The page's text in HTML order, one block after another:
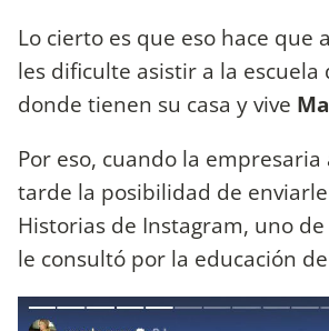
Lo cierto es que eso hace que
les dificulte asistir a la escuela
donde tienen su casa y vive
Por eso, cuando la empresaria
tarde la posibilidad de
Historias de Instagram, uno
le consultó por la educación